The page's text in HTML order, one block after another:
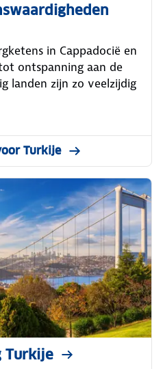
in Cappadocië en
ontspanning aan de
landen zijn zo veelzijdig
Turkije
Turkije